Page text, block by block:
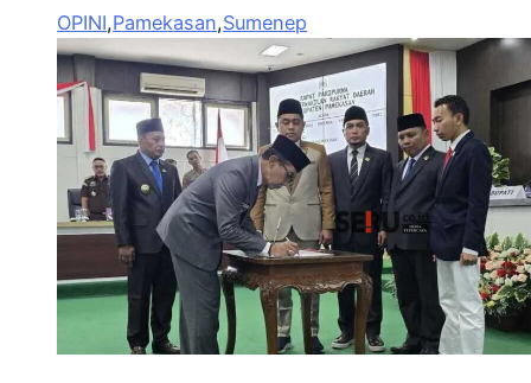
OPINI,Pamekasan,Sumenep